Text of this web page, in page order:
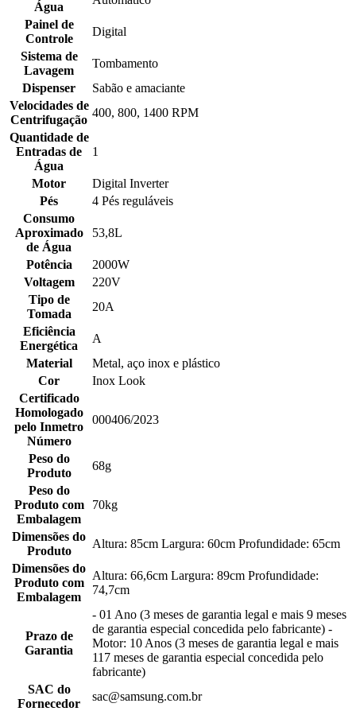
Água
Painel de
Controle
Digital
Sistema de
Lavagem
Tombamento
Dispenser
Sabão e amaciante
Velocidades de
Centrifugação
400, 800, 1400 RPM
Quantidade de
Entradas de
Água
1
Motor
Digital Inverter
Pés
4 Pés reguláveis
Consumo
Aproximado
de Água
53,8L
Potência
2000W
Voltagem
220V
Tipo de
Tomada
20A
Eficiência
Energética
A
Material
Metal, aço inox e plástico
Cor
Inox Look
Certificado
Homologado
pelo Inmetro
Número
000406/2023
Peso do
Produto
68g
Peso do
Produto com
Embalagem
70kg
Dimensões do
Produto
Altura: 85cm Largura: 60cm Profundidade: 65cm
Dimensões do
Produto com
Embalagem
Altura: 66,6cm Largura: 89cm Profundidade:
74,7cm
Prazo de
Garantia
- 01 Ano (3 meses de garantia legal e mais 9 meses
de garantia especial concedida pelo fabricante) -
Motor: 10 Anos (3 meses de garantia legal e mais
117 meses de garantia especial concedida pelo
fabricante)
SAC do
Fornecedor
sac@samsung.com.br